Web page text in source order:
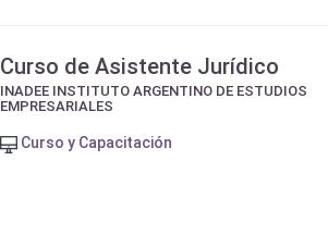
Curso de Asistente Jurídico
INADEE INSTITUTO ARGENTINO DE ESTUDIOS
EMPRESARIALES
Curso y Capacitación